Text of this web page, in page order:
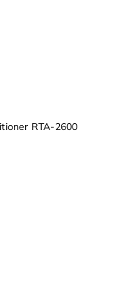
RTA-2600